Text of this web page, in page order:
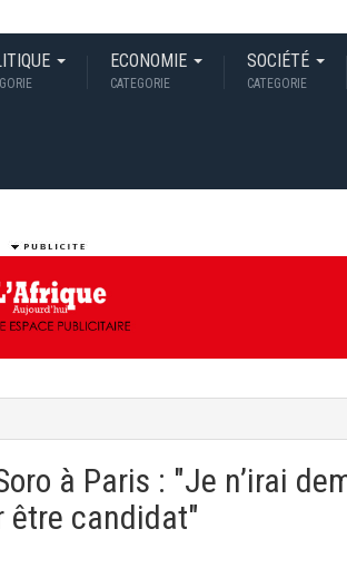
ECONOMIE
CATEGORIE
SOCIÉTÉ
CATEGORIE
à Paris : "Je n’irai
être candidat"